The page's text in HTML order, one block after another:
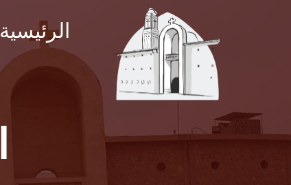
الرئيسية